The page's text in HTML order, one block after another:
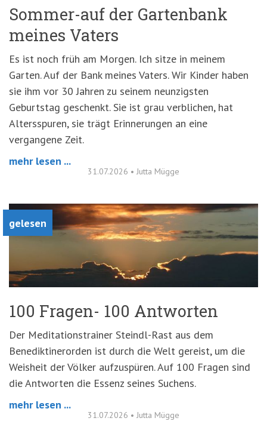
Sommer-auf der Gartenbank
meines Vaters
Es ist noch früh am Morgen. Ich sitze in meinem
Garten. Auf der Bank meines Vaters. Wir Kinder haben
sie ihm vor 30 Jahren zu seinem neunzigsten
Geburtstag geschenkt. Sie ist grau verblichen, hat
Altersspuren, sie trägt Erinnerungen an eine
vergangene Zeit.
mehr lesen ...
31.07.2026 • Jutta Mügge
gelesen
100 Fragen- 100 Antworten
Der Meditationstrainer Steindl-Rast aus dem
Benediktinerorden ist durch die Welt gereist, um die
Weisheit der Völker aufzuspüren. Auf 100 Fragen sind
die Antworten die Essenz seines Suchens.
mehr lesen ...
31.07.2026 • Jutta Mügge